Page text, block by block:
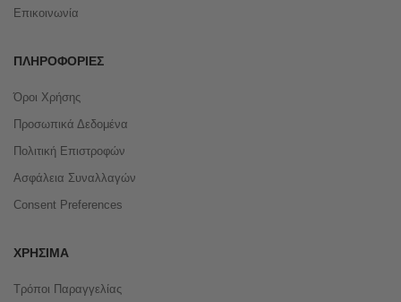
Επικοινωνία
ΠΛΗΡΟΦΟΡΊΕΣ
Όροι Χρήσης
Προσωπικά Δεδομένα
Πολιτική Επιστροφών
Ασφάλεια Συναλλαγών
Consent Preferences
ΧΡΉΣΙΜΑ
Τρόποι Παραγγελίας